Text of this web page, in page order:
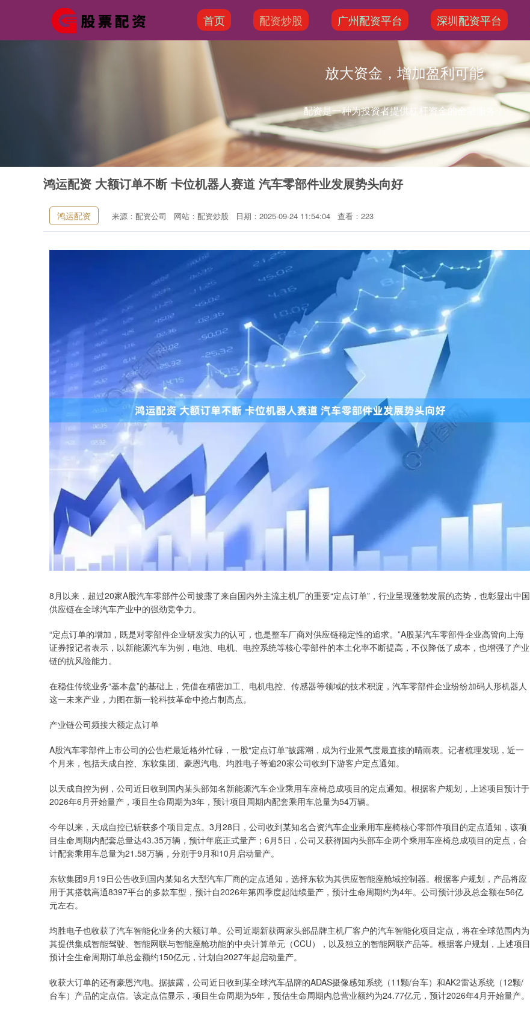
首页 配资炒股 广州配资平台 深圳配资平台
放大资金，增加盈利可能
配资是一种为投资者提供杠杆资金的金融服务！
鸿运配资 大额订单不断 卡位机器人赛道 汽车零部件业发展势头向好
鸿运配资 来源：配资公司 网站：配资炒股 日期：2025-09-24 11:54:04 查看：223
8月以来，超过20家A股汽车零部件公司披露了来自国内外主流主机厂的重要“定点订单”，行业呈现蓬勃发展的态势，也彰显出中国
供应链在全球汽车产业中的强劲竞争力。
“定点订单的增加，既是对零部件企业研发实力的认可，也是整车厂商对供应链稳定性的追求。”A股某汽车零部件企业高管向上海
证券报记者表示，以新能源汽车为例，电池、电机、电控系统等核心零部件的本土化率不断提高，不仅降低了成本，也增强了产业
链的抗风险能力。
在稳住传统业务“基本盘”的基础上，凭借在精密加工、电机电控、传感器等领域的技术积淀，汽车零部件企业纷纷加码人形机器人
这一未来产业，力图在新一轮科技革命中抢占制高点。
产业链公司频接大额定点订单
A股汽车零部件上市公司的公告栏最近格外忙碌，一股“定点订单”披露潮，成为行业景气度最直接的晴雨表。记者梳理发现，近一
个月来，包括天成自控、东软集团、豪恩汽电、均胜电子等逾20家公司收到下游客户定点通知。
以天成自控为例，公司近日收到国内某头部知名新能源汽车企业乘用车座椅总成项目的定点通知。根据客户规划，上述项目预计于
2026年6月开始量产，项目生命周期为3年，预计项目周期内配套乘用车总量为54万辆。
今年以来，天成自控已斩获多个项目定点。3月28日，公司收到某知名合资汽车企业乘用车座椅核心零部件项目的定点通知，该项
目生命周期内配套总量达43.35万辆，预计年底正式量产；6月5日，公司又获得国内头部车企两个乘用车座椅总成项目的定点，合
计配套乘用车总量为21.58万辆，分别于9月和10月启动量产。
东软集团9月19日公告收到国内某知名大型汽车厂商的定点通知，选择东软为其供应智能座舱域控制器。根据客户规划，产品将应
用于其搭载高通8397平台的多款车型，预计自2026年第四季度起陆续量产，预计生命周期约为4年。公司预计涉及总金额在56亿
元左右。
均胜电子也收获了汽车智能化业务的大额订单。公司近期新获两家头部品牌主机厂客户的汽车智能化项目定点，将在全球范围内为
其提供集成智能驾驶、智能网联与智能座舱功能的中央计算单元（CCU），以及独立的智能网联产品等。根据客户规划，上述项目
预计全生命周期订单总金额约150亿元，计划自2027年起启动量产。
收获大订单的还有豪恩汽电。据披露，公司近日收到某全球汽车品牌的ADAS摄像感知系统（11颗/台车）和AK2雷达系统（12颗/
台车）产品的定点信。该定点信显示，项目生命周期为5年，预估生命周期内总营业额约为24.77亿元，预计2026年4月开始量产。